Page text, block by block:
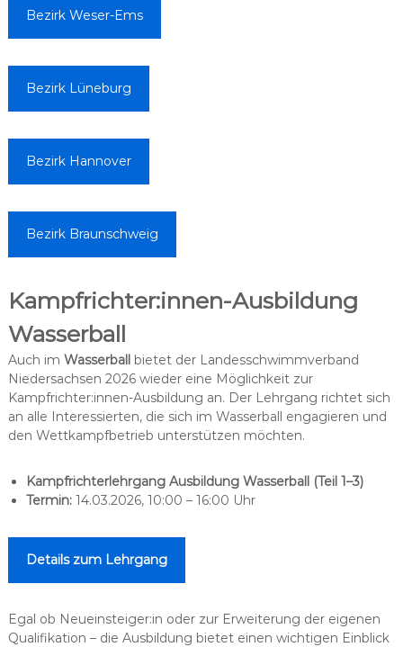
Bezirk Weser-Ems
Bezirk Lüneburg
Bezirk Hannover
Bezirk Braunschweig
Kampfrichter:innen-Ausbildung
Wasserball
Auch im Wasserballbietet der Landesschwimmverband
Niedersachsen 2026 wieder eine Möglichkeit zur
Kampfrichter:innen-Ausbildung an. Der Lehrgang richtet sich
an alle Interessierten, die sich im Wasserball engagieren und
den Wettkampfbetrieb unterstützen möchten.
Kampfrichterlehrgang Ausbildung Wasserball (Teil 1–3)
Termin:14.03.2026, 10:00 – 16:00 Uhr
Details zum Lehrgang
Egal ob Neueinsteiger:in oder zur Erweiterung der eigenen
Qualifikation – die Ausbildung bietet einen wichtigen Einblick